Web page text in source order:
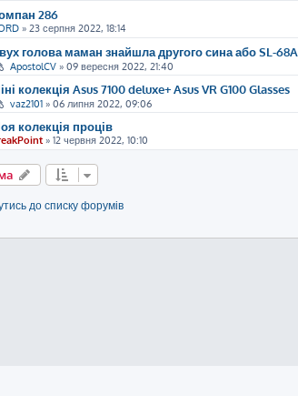
286
» 23 серпня 2022, 18:14
голова маман знайшла другого сина або SL-68A
ApostolCV » 09 вересня 2022, 21:40
колекція Asus 7100 deluxe+ Asus VR G100 Glasses
vaz2101 » 06 липня 2022, 09:06
колекція проців
» 12 червня 2022, 10:10
до списку форумів